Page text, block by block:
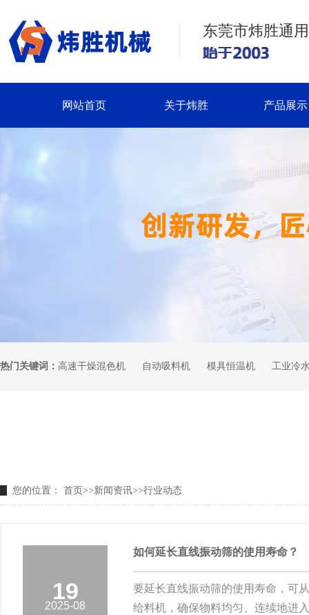
东莞市炜胜通
网站首页 关于炜胜 产品展示
热门关键词： 高速干燥混色机 自动吸料机 模具恒温机 工业冷
您的位置： 首页 >>新闻资讯>>行业动态
19
2025-08
如何延长直线振动筛的使用寿命？
要延长直线振动筛的使用寿命，可
给料机，确保物料均匀、连续地进